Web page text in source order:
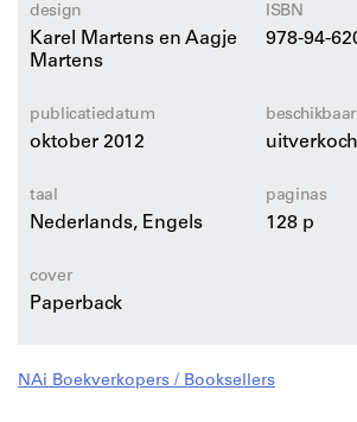
ruimtelijke manifestaties an sich,
ongerealiseerde ontwerpvoorstellen
gemaakt. In die zin bieden ze op
design
Karel Martens en Aagje
Martens
ISBN
978-94-
publicatiedatum
oktober 2012
taal
Nederlands, Engels
paginas
128 p
cover
Paperback
NAi Boekverkopers / Booksellers